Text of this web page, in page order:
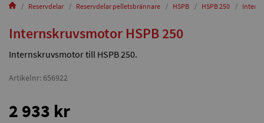
Reservdelar Reservdelar pelletsbrännare HSPB HSPB 250
Internskruvsmotor HSPB 250
Internskruvsmotor till HSPB 250.
Artikelnr: 656922
2 933 kr